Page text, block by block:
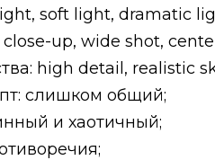
soft light, dramatic
up, wide shot,
high detail, realistic
слишком общий;
и хаотичный;